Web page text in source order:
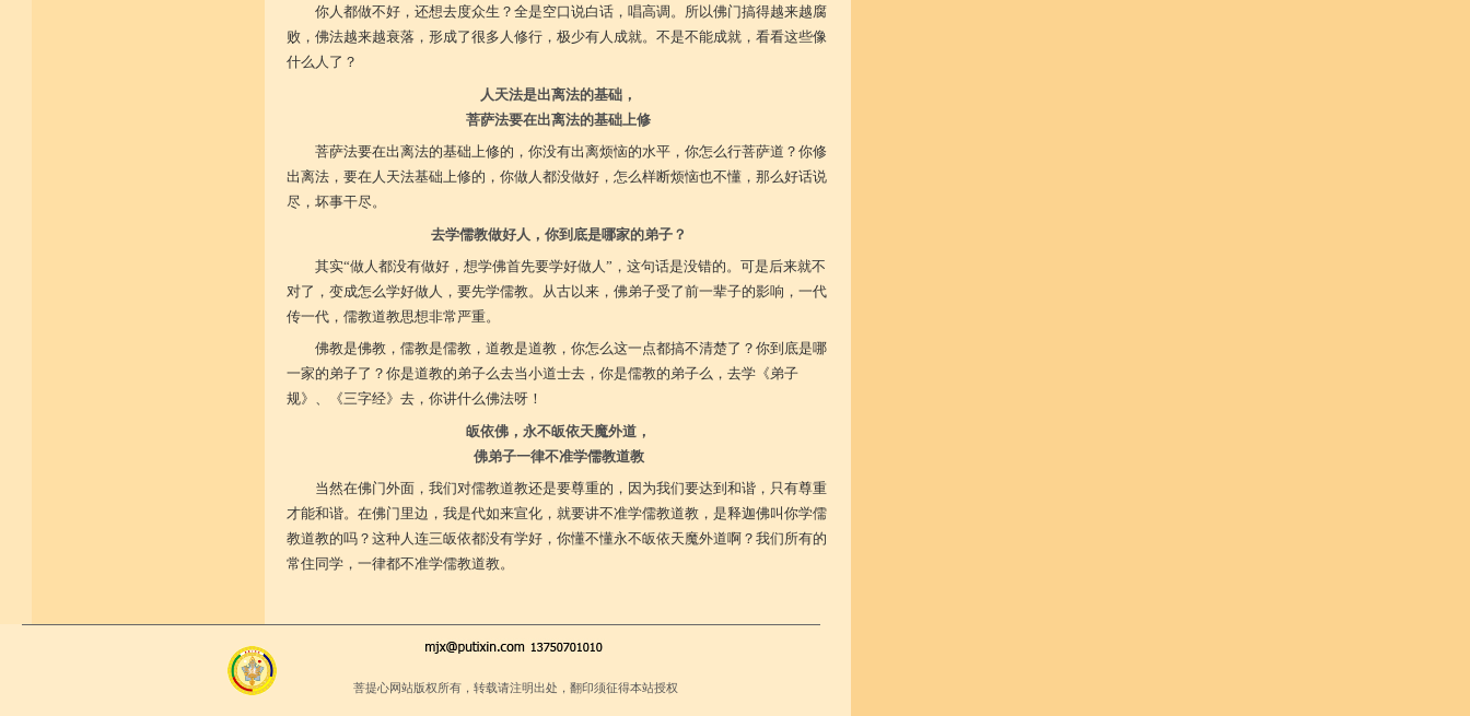
你人都做不好，还想去度众生？全是空口说白话，唱高调。所以佛门搞得越来越腐
败，佛法越来越衰落，形成了很多人修行，极少有人成就。不是不能成就，看看这些像
什么人了？
人天法是出离法的基础，
菩萨法要在出离法的基础上修
菩萨法要在出离法的基础上修的，你没有出离烦恼的水平，你怎么行菩萨道？你修
出离法，要在人天法基础上修的，你做人都没做好，怎么样断烦恼也不懂，那么好话说
尽，坏事干尽。
去学儒教做好人，你到底是哪家的弟子？
其实“做人都没有做好，想学佛首先要学好做人”，这句话是没错的。可是后来就不
对了，变成怎么学好做人，要先学儒教。从古以来，佛弟子受了前一辈子的影响，一代
传一代，儒教道教思想非常严重。
佛教是佛教，儒教是儒教，道教是道教，你怎么这一点都搞不清楚了？你到底是哪
一家的弟子了？你是道教的弟子么去当小道士去，你是儒教的弟子么，去学《弟子
规》、《三字经》去，你讲什么佛法呀！
皈依佛，永不皈依天魔外道，
佛弟子一律不准学儒教道教
当然在佛门外面，我们对儒教道教还是要尊重的，因为我们要达到和谐，只有尊重
才能和谐。在佛门里边，我是代如来宣化，就要讲不准学儒教道教，是释迦佛叫你学儒
教道教的吗？这种人连三皈依都没有学好，你懂不懂永不皈依天魔外道啊？我们所有的
常住同学，一律都不准学儒教道教。
菩提心网站版权所有，转载请注明出处，翻印须征得本站授权